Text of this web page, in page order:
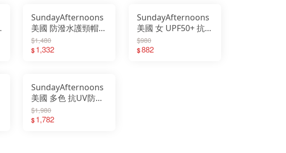
SundayAfternoons
美國 防潑水護頸帽
(鏡腳置孔) Ultra-
Adventure
$1,480
$1,332
SundayAfternoons
美國 女 UPF50+ 抗
UV可折疊寬簷透氣
海灘帽
$980
$882
SundayAfternoons
美國 多色 抗UV防水
透氣護頸帽 UPF50
SAS3A01558B
$1,980
$1,782